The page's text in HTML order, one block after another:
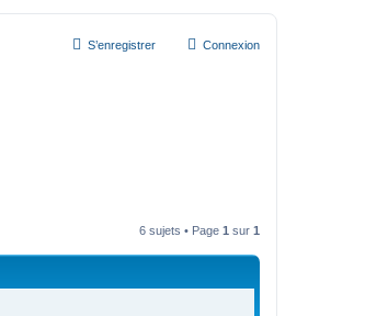
Connexion
S’enregistrer
6 sujets • Page 1 sur 1